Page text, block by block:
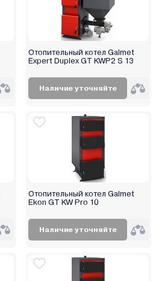
Отопительный котел Galmet
Expert Duplex GT KWP2 S 13
Наличие уточняйте
Отопительный котел Galmet
Ekon GT KW Pro 10
Наличие уточняйте